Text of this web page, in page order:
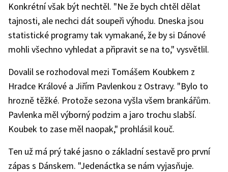
Konkrétní však být nechtěl. "Ne že bych chtěl dělat
tajnosti, ale nechci dát soupeři výhodu. Dneska jsou
statistické programy tak vymakané, že by si Dánové
mohli všechno vyhledat a připravit se na to," vysvětlil.
Dovalil se rozhodoval mezi Tomášem Koubkem z
Hradce Králové a Jiřím Pavlenkou z Ostravy. "Bylo to
hrozně těžké. Protože sezona vyšla všem brankářům.
Pavlenka měl výborný podzim a jaro trochu slabší.
Koubek to zase měl naopak," prohlásil kouč.
Ten už má prý také jasno o základní sestavě pro první
zápas s Dánskem. "Jedenáctka se nám vyjasňuje.